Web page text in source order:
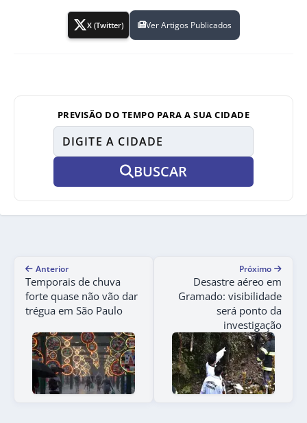
X (Twitter) Ver Artigos Publicados
PREVISÃO DO TEMPO PARA A SUA CIDADE
BUSCAR
Anterior
Temporais de chuva
forte quase não vão dar
trégua em São Paulo
Próximo
Desastre aéreo em
Gramado: visibilidade
será ponto da
investigação